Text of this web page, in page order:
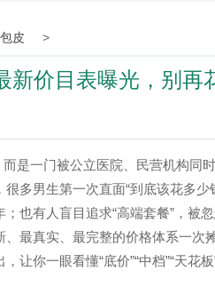
包皮 >
价目表曝光，别再
是一门被公立医院、民营机构同
多男生第一次直面“到底该花多
也有人盲目追求“高端套餐”，被
最真实、最完整的价格体系一次
让你一眼看懂“底价”“中档”“天花